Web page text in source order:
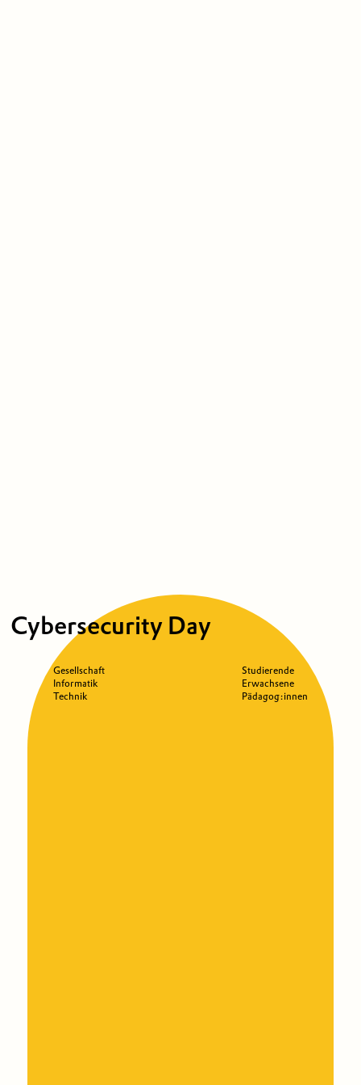
Cybersecurity Day
Gesellschaft
Informatik
Technik
Studierende
Erwachsene
Pädagog:innen